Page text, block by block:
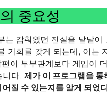
중요성
감춰왔던 진실을 낱낱이
기회를 갖게 되는데, 이는
이 부부관계보다 게임이
니다. 제가 이 프로그램을 통
질 수 있는지를 알게 되었